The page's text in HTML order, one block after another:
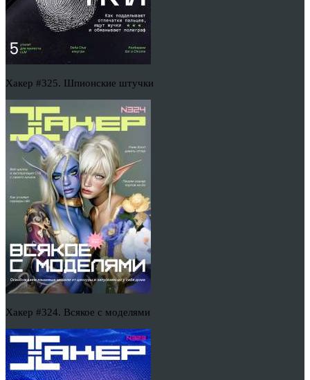
Хакер #325. Шпионские штучки
Хакер #324. Всякое с моделями